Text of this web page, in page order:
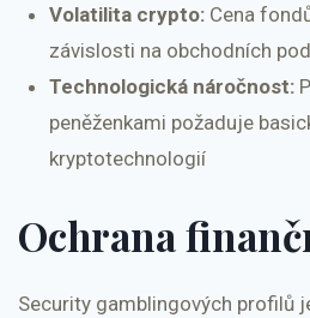
Volatilita crypto:Cena
závislosti na obchodních
Technologická náročnost:
peněženkami požaduje
kryptotechnologií
Ochrana
Security gamblingových profilů